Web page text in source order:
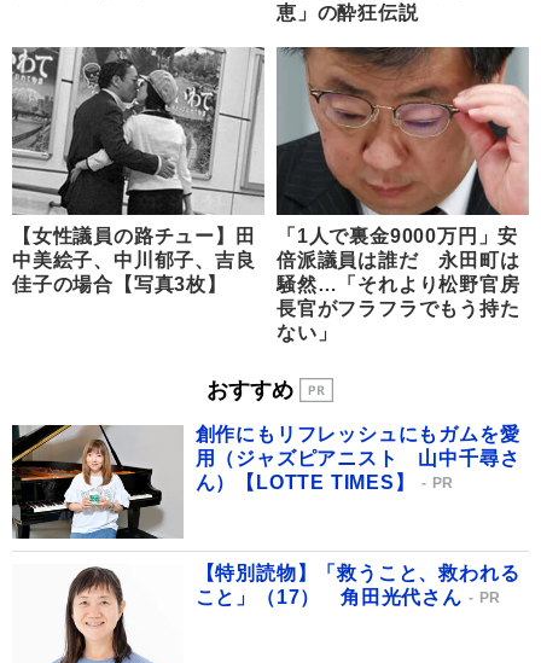
恵」の酔狂伝説
【女性議員の路チュー】田
中美絵子、中川郁子、吉良
佳子の場合【写真3枚】
「1人で裏金9000万円」安
倍派議員は誰だ 永田町は
騒然…「それより松野官房
長官がフラフラでもう持た
ない」
おすすめ
創作にもリフレッシュにもガムを愛
用（ジャズピアニスト 山中千尋さ
ん）【LOTTE TIMES】
PR
【特別読物】「救うこと、救われる
こと」（17） 角田光代さん
PR